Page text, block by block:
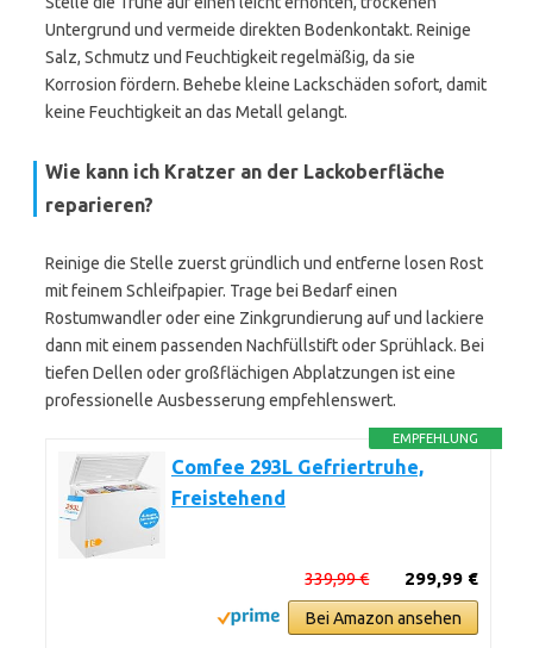
Untergrund und vermeide direkten Bodenkontakt. Reinige
Salz, Schmutz und Feuchtigkeit regelmäßig, da sie
Korrosion fördern. Behebe kleine Lackschäden sofort, damit
keine Feuchtigkeit an das Metall gelangt.
Wie kann ich Kratzer an der Lackoberfläche
reparieren?
Reinige die Stelle zuerst gründlich und entferne losen Rost
mit feinem Schleifpapier. Trage bei Bedarf einen
Rostumwandler oder eine Zinkgrundierung auf und lackiere
dann mit einem passenden Nachfüllstift oder Sprühlack. Bei
tiefen Dellen oder großflächigen Abplatzungen ist eine
professionelle Ausbesserung empfehlenswert.
EMPFEHLUNG
Comfee 293L Gefriertruhe,
Freistehend
299,99 €
339,99 €
Bei Amazon ansehen